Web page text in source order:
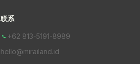
联系
+62 813-5191-8989
hello@mirailand.id